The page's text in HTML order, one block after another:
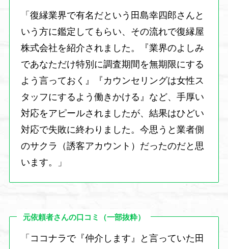
「復縁業界で有名だという田島幸四郎さんと
いう方に鑑定してもらい、その流れで復縁屋
株式会社を紹介されました。『業界のよしみ
であなただけ特別に調査期間を無期限にする
よう言っておく』『カウンセリングは女性ス
タッフにするよう働きかける』など、手厚い
対応をアピールされましたが、結果はひどい
対応で失敗に終わりました。今思うと業者側
のサクラ（誘客アカウント）だったのだと思
います。」
元依頼者さんの口コミ（一部抜粋）
「ココナラで『仲介します』と言っていた田